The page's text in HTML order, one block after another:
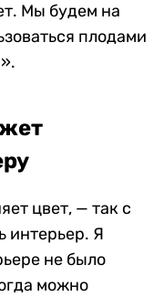
Мы будем на
плодами
цвет, — так с
интерьер. Я
не было
можно